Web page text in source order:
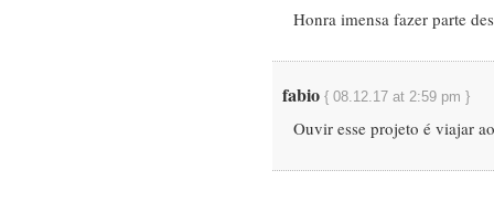
Honra imensa fazer parte
fabio { 08.12.17 at 2:59 pm }
Ouvir esse projeto é viajar